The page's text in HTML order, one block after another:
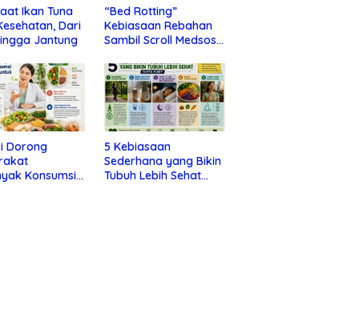
Ikan Tuna
Dari
Jantung
“Bed Rotting”
Kebiasaan Rebahan
Sambil Scroll Medsos
Depresi
Dorong
Konsumsi
5 Kebiasaan
Sederhana yang Bikin
Tubuh Lebih Sehat